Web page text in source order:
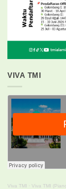
VIVA TMI
Viva TMI · Viva TMI